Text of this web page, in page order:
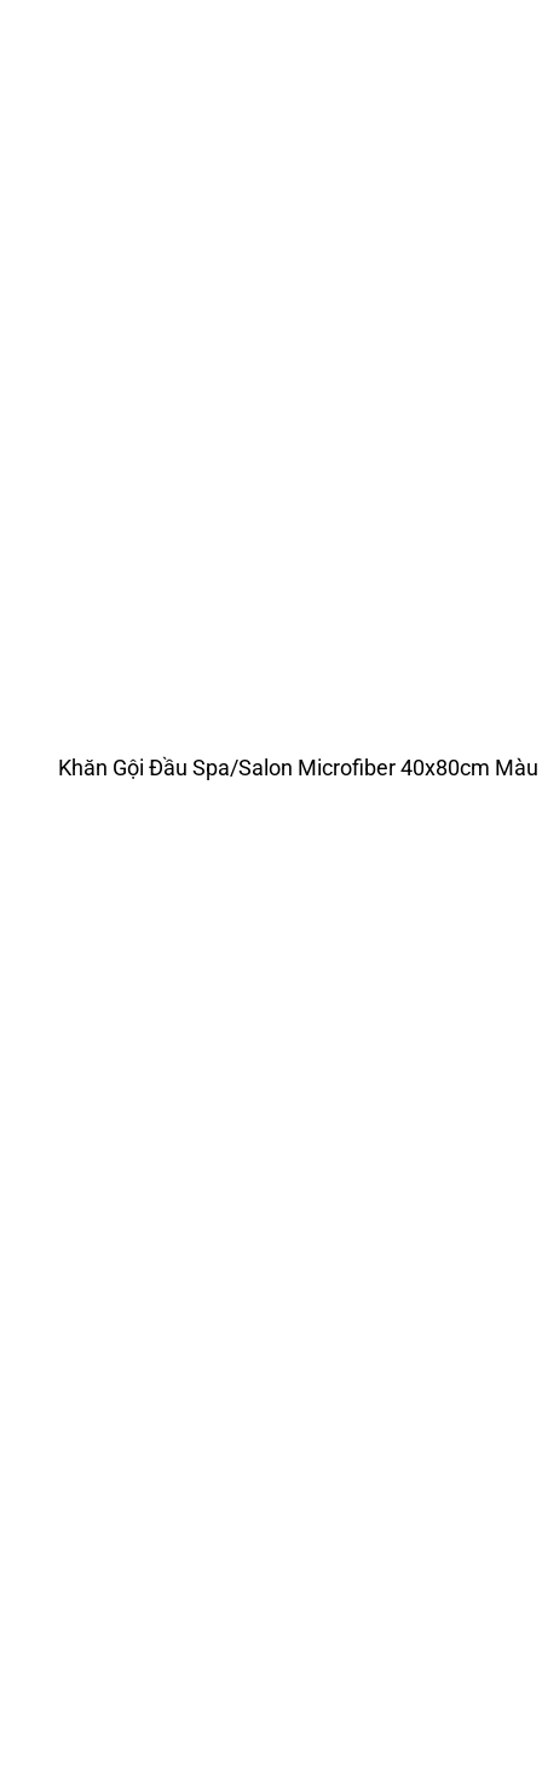
Khăn Gội Đầu Spa/Salon Microfiber 40x80cm